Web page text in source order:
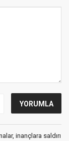
inançlara saldırı